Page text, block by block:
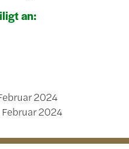
an:
2024
Februar 2024